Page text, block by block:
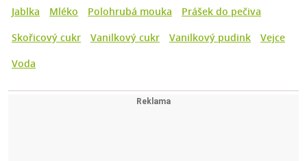
Jablka
Mléko Polohrubá mouka
Prášek do pečiva
Skořicový cukr
Vanilkový cukr Vanilkový pudink
Vejce
Voda